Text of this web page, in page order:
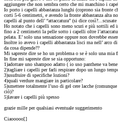
aggiungere che non sembra certo che mi manchino i
Io porto i capelli abbastanza lunghi (coprono sia fronte
corti 5-6 centimetri, e avendo la fronte abbastanza alta
capelli al punto dell’ “attaccatura” (si dice
Ho notato che i capelli sono meno scuri e più sottili ed
fino a 2 centimetri la pelle sotto i capelli oltre
pelata. E’ solo una sensazione oppure non dovrebbe
Inoltre io avevo i capelli abbastanza lisci ma nell’ arco
da cosa dipende??
Mi sapreste dire se ho un problema o se è solo una mia
In fine mi sapreste dire se sia opportuno:
1)adottare uno shampoo adatto ( io uso panthene va
2)tagliare i capelli per farli respirare dopo un lungo
3)usufruire di specifiche lozioni?
4)quali verdure mangiare in particolare?
5)smettere totalmente l’uso di gel cere lacche
ciò)?
5)lavare i capelli più spesso
grazie mille per qualsiasi eventuale suggerimento
Ciaooooo[]